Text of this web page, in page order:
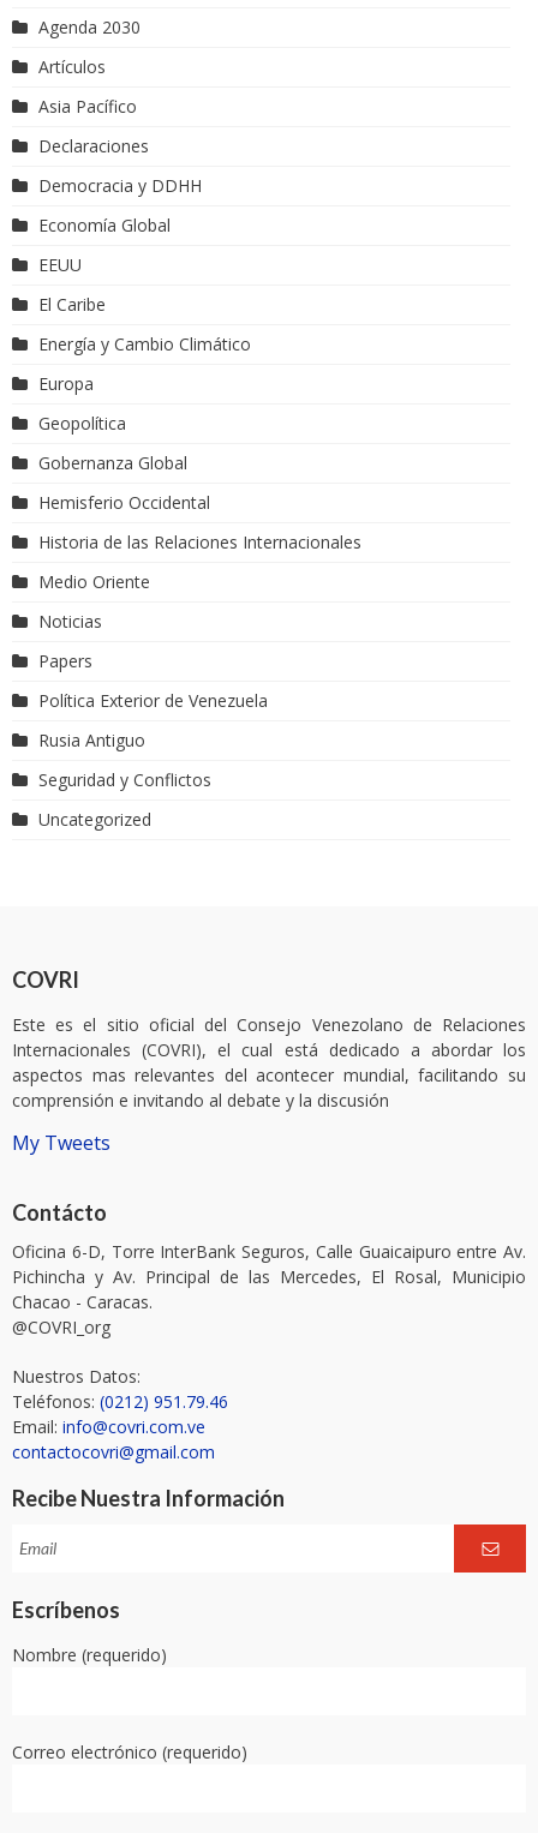
Agenda 2030
Artículos
Asia Pacífico
Declaraciones
Democracia y DDHH
Economía Global
EEUU
El Caribe
Energía y Cambio Climático
Europa
Geopolítica
Gobernanza Global
Hemisferio Occidental
Historia de las Relaciones Internacionales
Medio Oriente
Noticias
Papers
Política Exterior de Venezuela
Rusia Antiguo
Seguridad y Conflictos
Uncategorized
COVRI
Este es el sitio oficial del Consejo Venezolano de Relaciones
Internacionales (COVRI), el cual está dedicado a abordar los
aspectos mas relevantes del acontecer mundial, facilitando su
comprensión e invitando al debate y la discusión
My Tweets
Contácto
Oficina 6-D, Torre InterBank Seguros, Calle Guaicaipuro entre Av.
Pichincha y Av. Principal de las Mercedes, El Rosal, Municipio
Chacao - Caracas.
@COVRI_org
Nuestros Datos:
Teléfonos: (0212) 951.79.46
Email: info@covri.com.ve
contactocovri@gmail.com
Recibe Nuestra Información
Escríbenos
Nombre (requerido)
Correo electrónico (requerido)